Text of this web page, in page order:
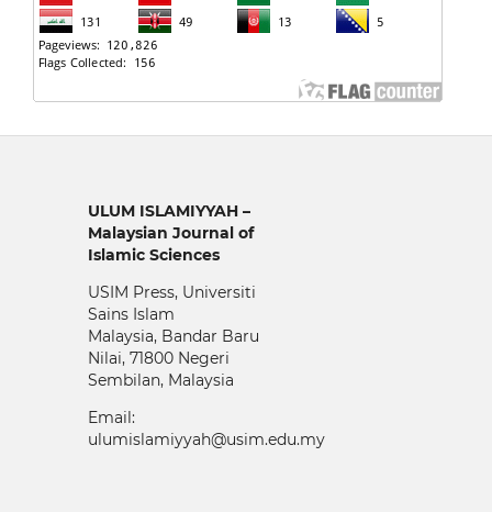
ULUM ISLAMIYYAH –
Malaysian Journal of
Islamic Sciences
USIM Press, Universiti
Sains Islam
Malaysia, Bandar Baru
Nilai, 71800 Negeri
Sembilan, Malaysia
Email:
ulumislamiyyah@usim.edu.my